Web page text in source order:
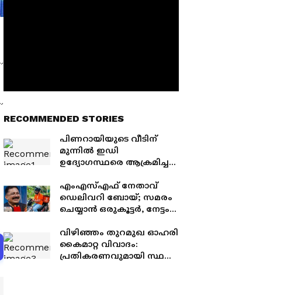
RECOMMENDED STORIES
പിണറായിയുടെ വീടിന്
മുന്നില്‍ ഇഡി
ഉദ്യോഗസ്ഥരെ ആക്രമിച്ച
അന്വേഷണം വേണമെന്ന
ആവശ്യം തള്ളണമെന്ന്
പൊലീസ്
എംഎസ്എഫ് നേതാവ്
ഡെലിവറി ബോയ്; സമരം
ചെയ്യാൻ ഒരുകൂട്ടർ, നേട്ടം
കൂട്ടർ എന്ന് വിമർശിച്ച്
ജലീൽ, ലീഗിനെതിരെ
കടുത്ത പരിഹാസം
വിഴിഞ്ഞം തുറമുഖ ഓഹരി
കൈമാറ്റ വിവാദം:
പ്രതികരണവുമായി സ്ഥലം